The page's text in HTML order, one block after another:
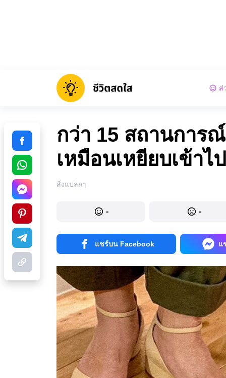
ส่
กว่า 15 สถานการ
เหมือนเหยียบเข้า
สิ่งแปลกๆ
- -
แชร์บน Facebook แ